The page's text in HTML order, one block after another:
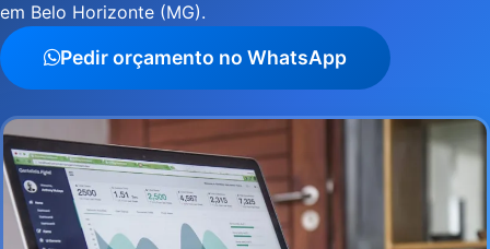
em Belo Horizonte (MG).
Pedir orçamento no WhatsApp